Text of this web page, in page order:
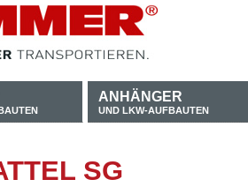
ANHÄNGER
UND LKW-AUFBAUTEN
SG